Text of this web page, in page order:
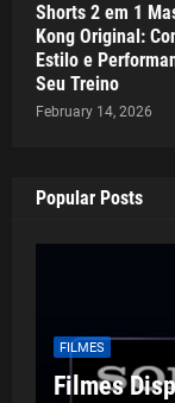
Shorts 2 em 1
Kong Original:
Estilo e
Seu Treino
February 14, 2026
Popular Posts
FILMES
Filmes